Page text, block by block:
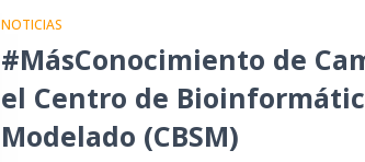
NOTICIAS
#MásConocimiento de
el Centro de
Modelado (CBSM)